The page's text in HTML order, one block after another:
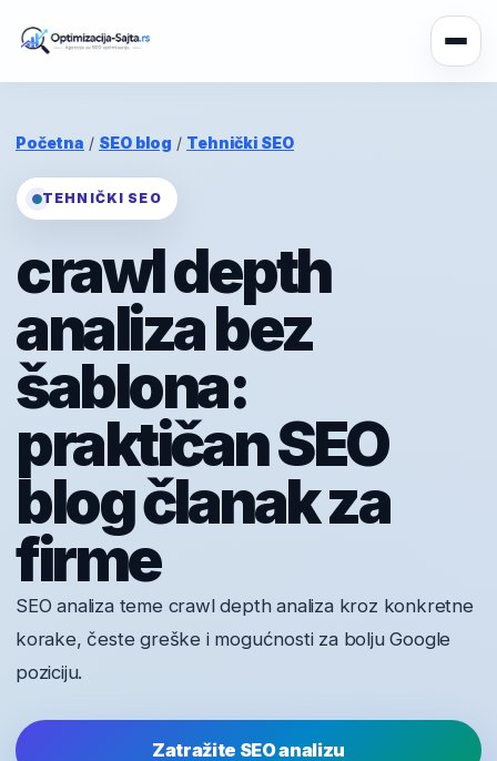
Početna / SEO blog / Tehnički SEO
TEHNIČKI SEO
crawl depth
analiza bez
šablona:
praktičan SEO
blog članak za
firme
SEO analiza teme crawl depth analiza kroz konkretne
korake, česte greške i mogućnosti za bolju Google
poziciju.
Zatražite SEO analizu